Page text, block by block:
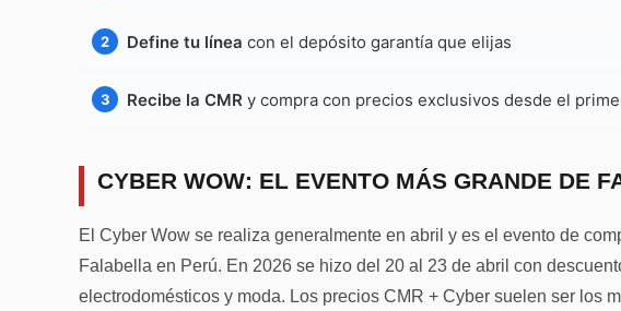
Define tu línea con el depósito garantía que elijas
Recibe la CMR y compra con precios exclusivos desde el
CYBER WOW: EL EVENTO MÁS GRANDE DE
El Cyber Wow se realiza generalmente en abril y es el evento de
Falabella en Perú. En 2026 se hizo del 20 al 23 de abril con
electrodomésticos y moda. Los precios CMR + Cyber suelen ser los